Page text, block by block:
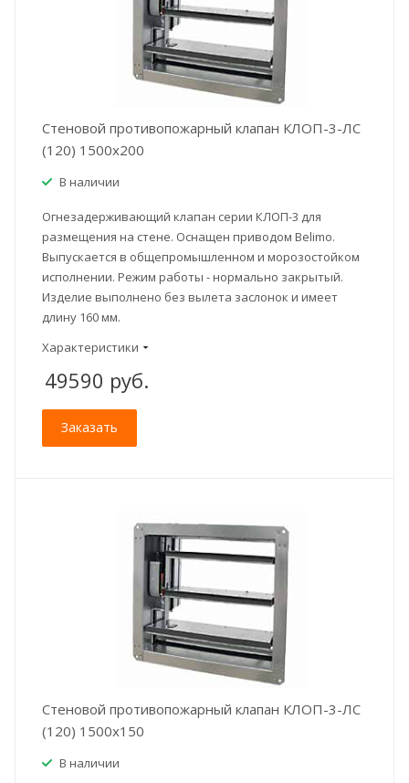
Стеновой противопожарный клапан КЛОП-3-ЛС
(120) 1500x200
В наличии
Огнезадерживающий клапан серии КЛОП-3 для
размещения на стене. Оснащен приводом Belimo.
Выпускается в общепромышленном и морозостойком
исполнении. Режим работы - нормально закрытый.
Изделие выполнено без вылета заслонок и имеет
длину 160 мм.
Характеристики
49590 руб.
Заказать
Стеновой противопожарный клапан КЛОП-3-ЛС
(120) 1500x150
В наличии